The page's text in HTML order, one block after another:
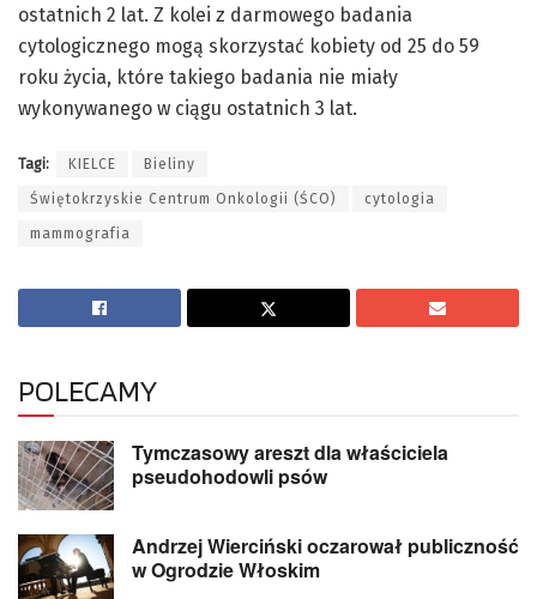
ostatnich 2 lat. Z kolei z darmowego badania
cytologicznego mogą skorzystać kobiety od 25 do 59
roku życia, które takiego badania nie miały
wykonywanego w ciągu ostatnich 3 lat.
Tagi: KIELCE Bieliny
Świętokrzyskie Centrum Onkologii (ŚCO) cytologia
mammografia
POLECAMY
Tymczasowy areszt dla właściciela
pseudohodowli psów
Andrzej Wierciński oczarował publiczność
w Ogrodzie Włoskim